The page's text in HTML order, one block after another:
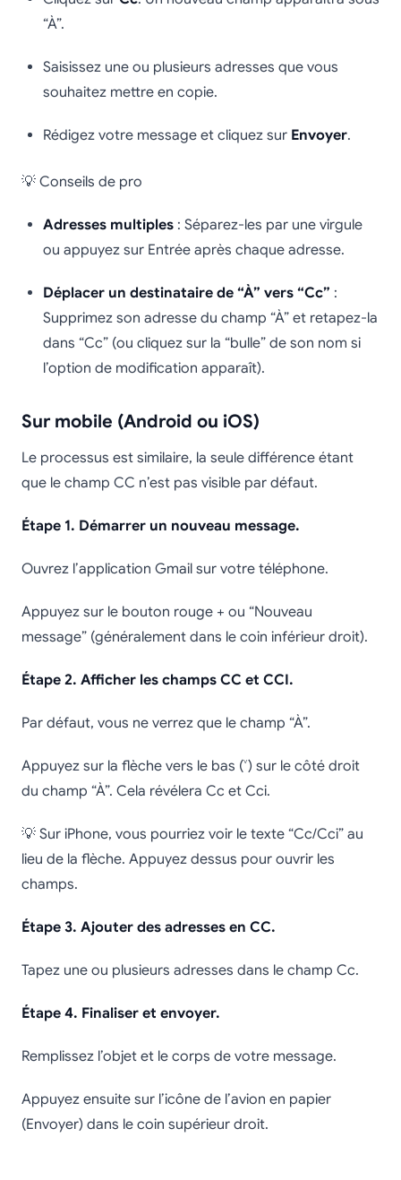
“À”.
Saisissez une ou plusieurs adresses que vous
souhaitez mettre en copie.
Rédigez votre message et cliquez sur Envoyer.
💡 Conseils de pro
Adresses multiples : Séparez-les par une virgule
ou appuyez sur Entrée après chaque adresse.
Déplacer un destinataire de “À” vers “Cc” :
Supprimez son adresse du champ “À” et retapez-la
dans “Cc” (ou cliquez sur la “bulle” de son nom si
l’option de modification apparaît).
Sur mobile (Android ou iOS)
Le processus est similaire, la seule différence étant
que le champ CC n’est pas visible par défaut.
Étape 1. Démarrer un nouveau message.
Ouvrez l’application Gmail sur votre téléphone.
Appuyez sur le bouton rouge + ou “Nouveau
message” (généralement dans le coin inférieur droit).
Étape 2. Afficher les champs CC et CCI.
Par défaut, vous ne verrez que le champ “À”.
Appuyez sur la flèche vers le bas (˅) sur le côté droit
du champ “À”. Cela révélera Cc et Cci.
💡 Sur iPhone, vous pourriez voir le texte “Cc/Cci” au
lieu de la flèche. Appuyez dessus pour ouvrir les
champs.
Étape 3. Ajouter des adresses en CC.
Tapez une ou plusieurs adresses dans le champ Cc.
Étape 4. Finaliser et envoyer.
Remplissez l’objet et le corps de votre message.
Appuyez ensuite sur l’icône de l’avion en papier
(Envoyer) dans le coin supérieur droit.